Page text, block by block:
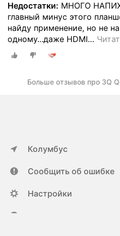
Недостатки: МНОГО
главный минус этого
найду применение, но не
одному...даже HDMI…
Больше отзывов про 3Q
Колумбус
Сообщить об ошибке
Настройки